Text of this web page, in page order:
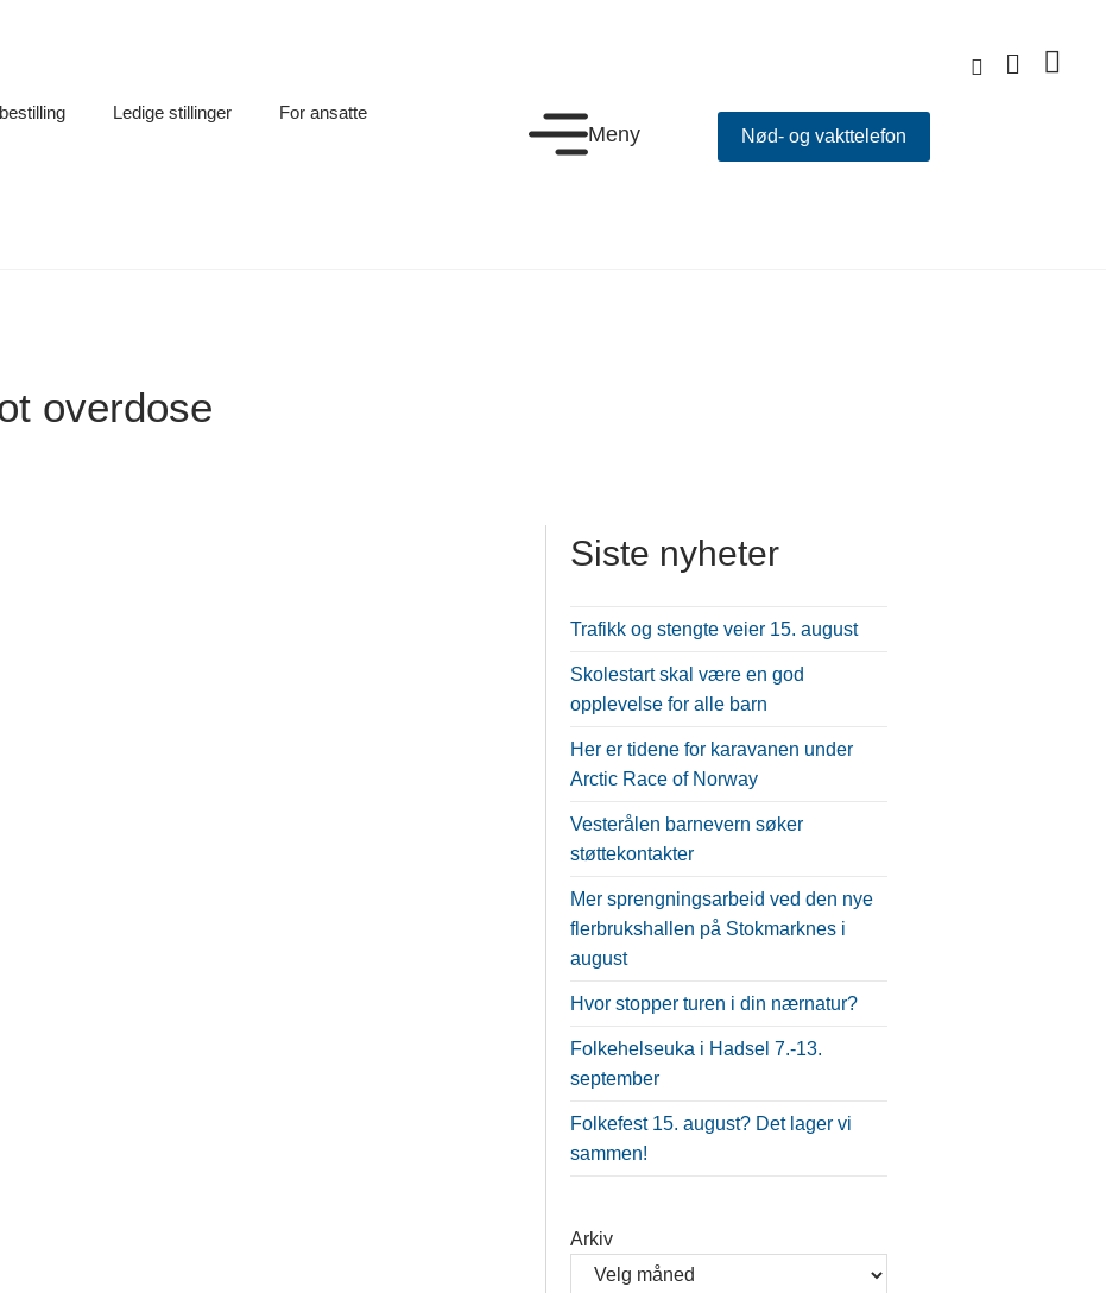
Ledige stillinger For ansatte
Meny Nød- og vakttelefon
overdose
Siste nyheter
Trafikk og stengte veier 15. august
Skolestart skal være en god
opplevelse for alle barn
Her er tidene for karavanen under
Arctic Race of Norway
Vesterålen barnevern søker
støttekontakter
Mer sprengningsarbeid ved den nye
flerbrukshallen på Stokmarknes i
august
Hvor stopper turen i din nærnatur?
Folkehelseuka i Hadsel 7.-13.
september
Folkefest 15. august? Det lager vi
sammen!
Arkiv